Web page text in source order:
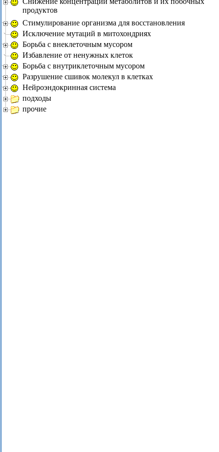
продуктов
Стимулирование организма для восстановления
Исключение мутаций в митохондриях
Борьба с внеклеточным мусором
Избавление от ненужных клеток
Борьба с внутриклеточным мусором
Разрушение сшивок молекул в клетках
Нейроэндокринная система
подходы
прочие